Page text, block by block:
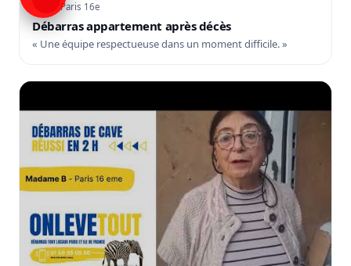
Paris 16e
Débarras appartement après décès
« Une équipe respectueuse dans un moment difficile. »